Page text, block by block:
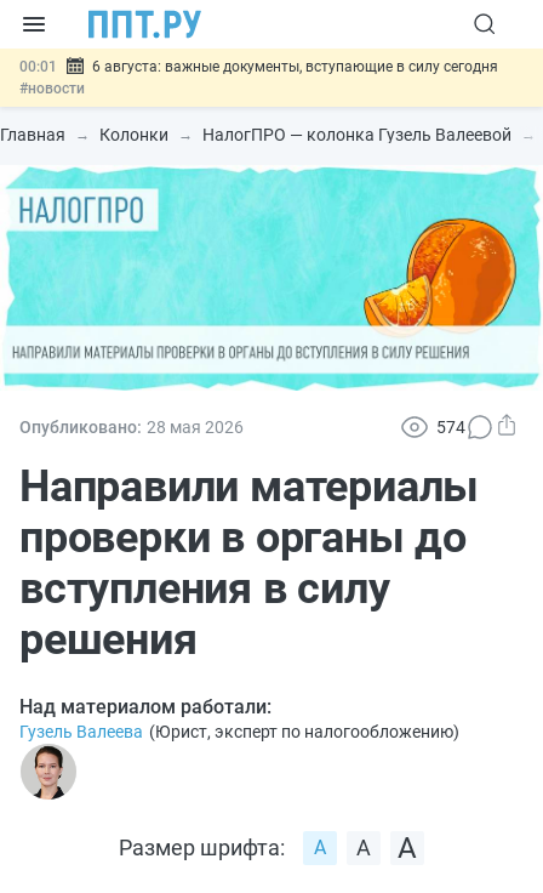
00:01
6 августа: важные документы, вступающие в силу сегодня
#новости
05.08 Обновили сообщения НПФ о договорах НПО и долгосрочных
сбережений#новости
гражданство: закон подписан#новости
05.08
Систему страхования вкладов распространили на электронные
кошельки
#новости
05.08
Важно
Подписан закон об упрощении госзакупок по 44-ФЗ
Главная Колонки НалогПРО — колонка Гузель Валеевой
Опубликовано: 28 мая 2026 574
Направили материалы
проверки в органы до
вступления в силу
решения
Над материалом работали:
Гузель Валеева (Юрист, эксперт по налогообложению)
Размер шрифта: